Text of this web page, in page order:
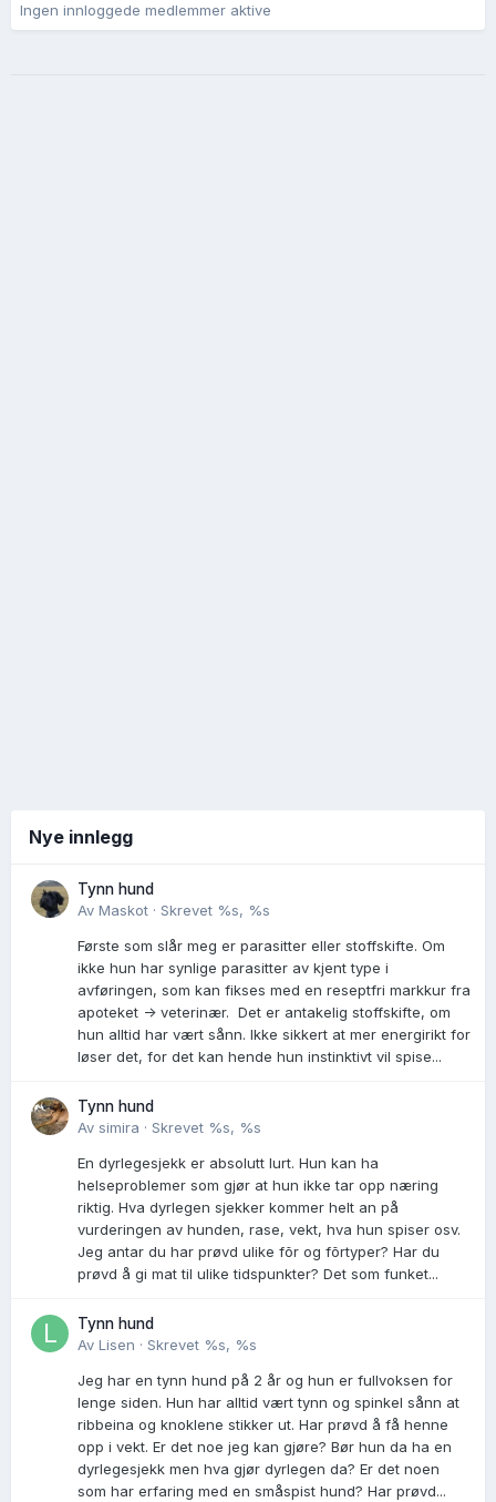
Ingen innloggede medlemmer aktive
Nye innlegg
Tynn hund
Av Maskot · Skrevet %s, %s
Første som slår meg er parasitter eller stoffskifte. Om
ikke hun har synlige parasitter av kjent type i
avføringen, som kan fikses med en reseptfri markkur fra
apoteket -> veterinær. Det er antakelig stoffskifte, om
hun alltid har vært sånn. Ikke sikkert at mer energirikt for
løser det, for det kan hende hun instinktivt vil spise...
Tynn hund
Av simira · Skrevet %s, %s
En dyrlegesjekk er absolutt lurt. Hun kan ha
helseproblemer som gjør at hun ikke tar opp næring
riktig. Hva dyrlegen sjekker kommer helt an på
vurderingen av hunden, rase, vekt, hva hun spiser osv.
Jeg antar du har prøvd ulike fõr og fõrtyper? Har du
prøvd å gi mat til ulike tidspunkter? Det som funket...
Tynn hund
Av Lisen · Skrevet %s, %s
Jeg har en tynn hund på 2 år og hun er fullvoksen for
lenge siden. Hun har alltid vært tynn og spinkel sånn at
ribbeina og knoklene stikker ut. Har prøvd å få henne
opp i vekt. Er det noe jeg kan gjøre? Bør hun da ha en
dyrlegesjekk men hva gjør dyrlegen da? Er det noen
som har erfaring med en småspist hund? Har prøvd...